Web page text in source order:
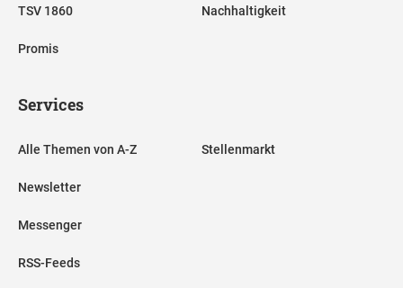
TSV 1860
Promis
Nachhaltigkeit
Services
Alle Themen von A-Z
Newsletter
Messenger
RSS-Feeds
Stellenmarkt